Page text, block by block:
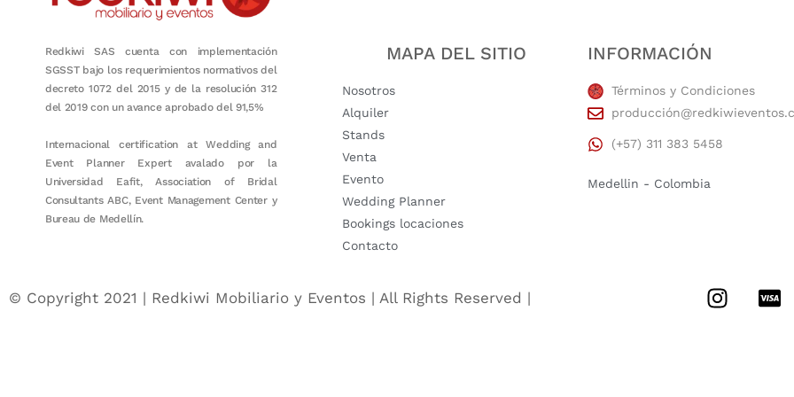
Redkiwi SAS cuenta con implementación
SGSST bajo los requerimientos normativos del
decreto 1072 del 2015 y de la resolución 312
del 2019 con un avance aprobado del 91,5%
Internacional certification at Wedding and
Event Planner Expert avalado por la
Universidad Eafit, Association of Bridal
Consultants ABC, Event Management Center y
Bureau de Medellín.
MAPA DEL SITIO
Nosotros
Alquiler
Stands
Venta
Evento
Wedding Planner
Bookings locaciones
Contacto
INFORMACIÓN
Términos y Condiciones
(+57) 311 383 5458
Medellin - Colombia
© Copyright 2021 | Redkiwi Mobiliario y Eventos | All Rights Reserved |